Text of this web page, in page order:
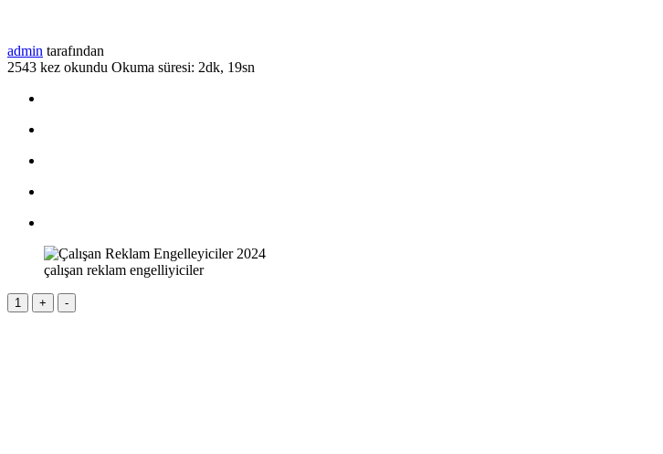
admin tarafından
2543 kez okundu Okuma süresi: 2dk, 19sn
çalışan reklam engelliyiciler
1 + -